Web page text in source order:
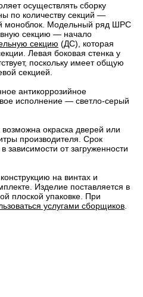
осуществлять сборку
по количеству секций —
моноблок. Модельный ряд ШРС
секцию — начало
секцию (ДС), которая
Левая боковая стенка у
поскольку имеет общую
секцией.
антикоррозийное
исполнение — светло-серый
окраска дверей или
производителя. Срок
зависимости от загруженности
на винтах и
Изделие поставляется в
плоской упаковке. При
услугами сборщиков